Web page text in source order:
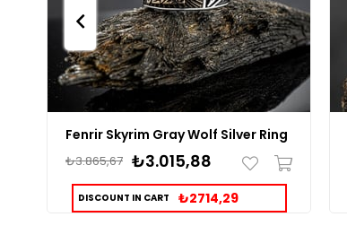
Fenrir Skyrim Gray Wolf Silver Ring
₺3.015,88
₺3.865,67
DISCOUNT IN CART ₺2714,29